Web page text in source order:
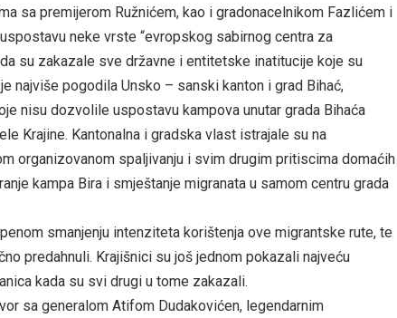
sa premijerom Ružnićem, kao i gradonacelnikom Fazlićem i
neke vrste “evropskog sabirnog centra za
su zakazale sve državne i entitetske inatitucije koje su
najviše pogodila Unsko – sanski kanton i grad Bihać,
nisu dozvolile uspostavu kampova unutar grada Bihaća
Krajine. Kantonalna i gradska vlast istrajale su na
organizovanom spaljivanju i svim drugim pritiscima domaćih
kampa Bira i smještanje migranata u samom centru grada
smanjenju intenziteta korištenja ove migrantske rute, te
predahnuli. Krajišnici su još jednom pokazali najveću
kada su svi drugi u tome zakazali.
sa generalom Atifom Dudakovićen, legendarnim